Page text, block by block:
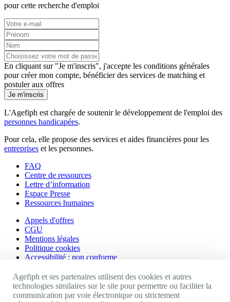
pour cette recherche d'emploi
En cliquant sur "Je m'inscris", j'accepte les conditions générales
pour créer mon compte, bénéficier des services de matching et
postuler aux offres
Je m'inscris
L'Agefiph est chargée de soutenir le développement de l'emploi des
personnes handicapées.
Pour cela, elle propose des services et aides financières pour les
entreprises et les personnes.
FAQ
Centre de ressources
Lettre d’information
Espace Presse
Ressources humaines
Appels d'offres
CGU
Mentions légales
Politique cookies
Accessibilité : non conforme
Nos autres sites
Agefiph et ses partenaires utilisent des cookies et autres
technologies similaires sur le site pour permettre ou faciliter la
communication par voie électronique ou strictement